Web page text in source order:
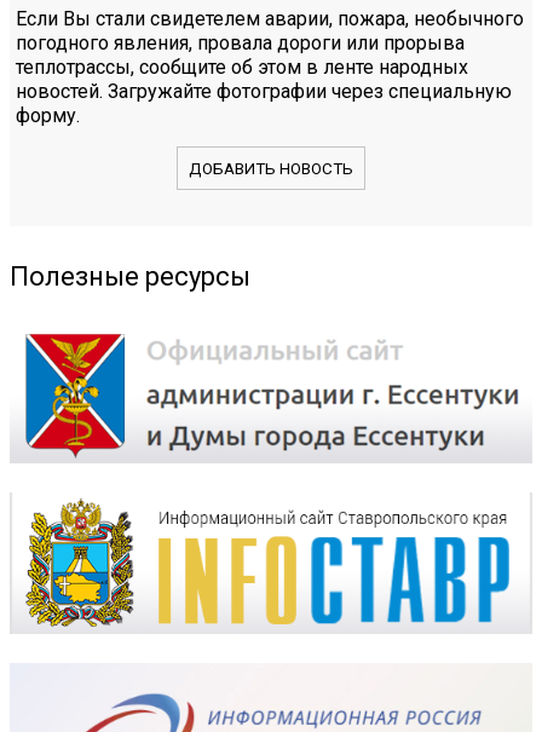
Если Вы стали свидетелем аварии, пожара, необычного
погодного явления, провала дороги или прорыва
теплотрассы, сообщите об этом в ленте народных
новостей. Загружайте фотографии через специальную
форму.
ДОБАВИТЬ НОВОСТЬ
Полезные ресурсы